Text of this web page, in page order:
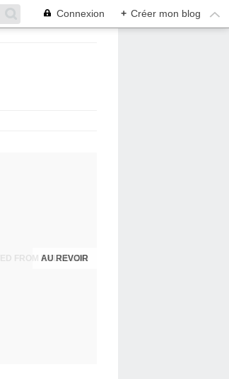
Connexion + Créer mon blog
AU REVOIR
FROM EKLABLOG